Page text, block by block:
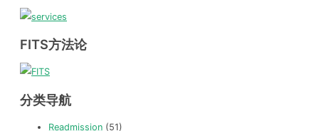
FITS方法论
分类导航
Readmission (51)